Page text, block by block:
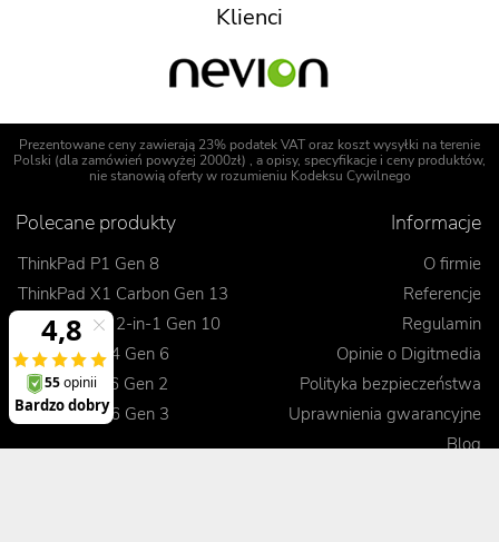
Klienci
Prezentowane ceny zawierają 23% podatek VAT oraz koszt wysyłki na terenie
Polski (dla zamówień powyżej 2000zł) , a opisy, specyfikacje i ceny produktów,
nie stanowią oferty w rozumieniu Kodeksu Cywilnego
Polecane produkty
ThinkPad P1 Gen 8
ThinkPad X1 Carbon Gen 13
ThinkPad X1 2-in-1 Gen 10
ThinkPad T14 Gen 6
ThinkPad L16 Gen 2
ThinkPad E16 Gen 3
Informacje
O firmie
Referencje
Regulamin
Opinie o Digitmedia
Polityka bezpieczeństwa
Uprawnienia gwarancyjne
Blog